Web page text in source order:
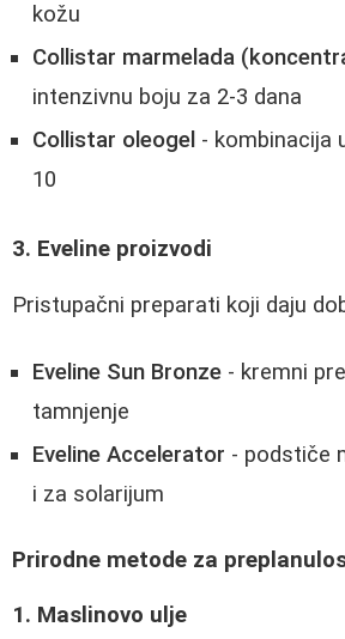
kožu
Collistar marmelada
intenzivnu boju za 2-3 dana
Collistar oleogel - kombinacija
10
3. Eveline proizvodi
Pristupačni preparati koji daju
Eveline Sun Bronze - kremni
tamnjenje
Eveline Accelerator - podstiče
i za solarijum
Prirodne metode za
1. Maslinovo ulje